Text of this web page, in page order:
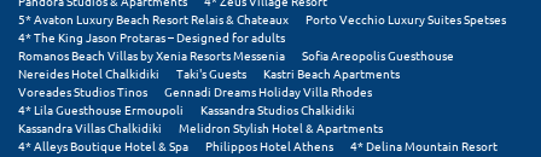
Σποράδες
Σύβοτα
Σύμη
5* Avaton Luxury Beach Resort Relais & Chateaux
Porto Vecchio Luxury Suites Spetses
4* The King Jason Protaras – Designed for adults
Romanos Beach Villas by Xenia Resorts Messenia
Sofia Areopolis Guesthouse
Nereides Hotel Chalkidiki
Taki's Guests
Kastri Beach Apartments
Voreades Studios Tinos
Gennadi Dreams Holiday Villa Rhodes
4* Lila Guesthouse Ermoupoli
Kassandra Studios Chalkidiki
Kassandra Villas Chalkidiki
Melidron Stylish Hotel & Apartments
4* Alleys Boutique Hotel & Spa
Philippos Hotel Athens 4* Delina Mountain Resort